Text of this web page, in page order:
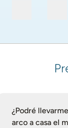
¿Podré
arco a casa el